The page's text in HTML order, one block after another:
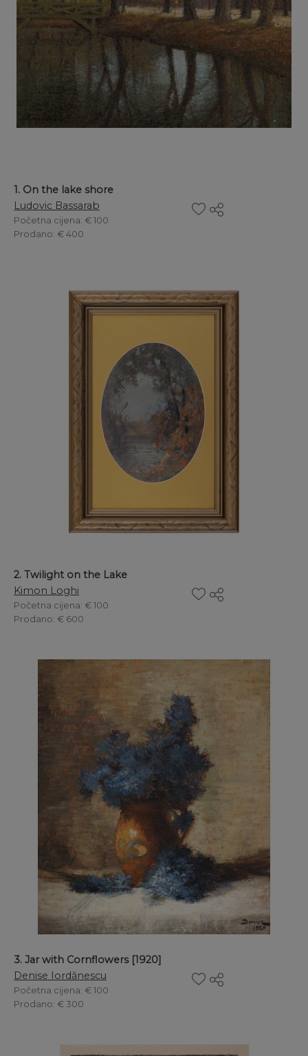
1. On the lake shore
Ludovic Bassarab
Početna cijena: € 100
Prodano: € 400
2. Twilight on the Lake
Kimon Loghi
Početna cijena: € 100
Prodano: € 600
3. Jar with Cornflowers [1920]
Denise Iordănescu
Početna cijena: € 100
Prodano: € 300